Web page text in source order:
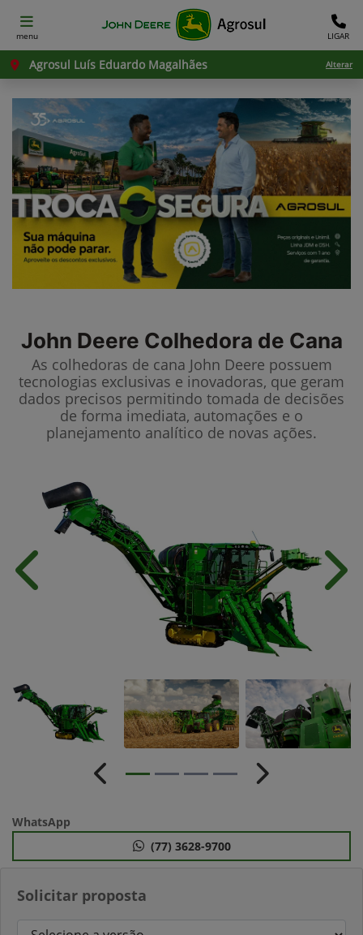
menu LIGAR
Agrosul Luís Eduardo Magalhães Alterar
John Deere Colhedora de Cana
As colhedoras de cana John Deere possuem
tecnologias exclusivas e inovadoras, que geram
dados precisos permitindo tomada de decisões
de forma imediata, automações e o
planejamento analítico de novas ações.
Solicitar proposta
Anterior
Anterior Próximo
WhatsApp
(77) 3628-9700